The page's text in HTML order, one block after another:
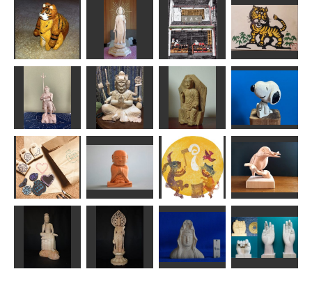
達磨大師
夢民村HAMA
阿弥陀如来立
像(東)
ノブサン
観音様
sigesama
わらべ風神雷
神
kiyonk
虎の威を借る
狐
のりお
瑠璃観音菩薩
きいろちゃん
木版画 伏見
稲荷門前 宝
玉堂
てのひら
年賀状「寅」2
道刃物★所蔵参考
作品
迷企羅大将
みっちゃん
馬頭観音
なんぺい
釈迦如来倚像
ちゅうさん
スヌーピー
MINI
手作りお菓子
お裾分けはん
こ タグはん
こ他
mikanko
ちいさまおじ
ぞうさま
合之内 麻呂
ずれちゃった
すずめようこ
かわせみ
Ｎ(エヌ)